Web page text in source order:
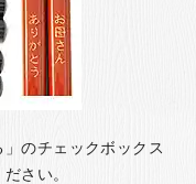
のチェックボックス
さい。